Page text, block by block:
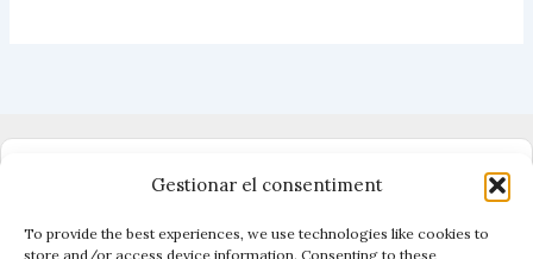
Gestionar el consentiment
To provide the best experiences, we use technologies like cookies to
store and/or access device information. Consenting to these